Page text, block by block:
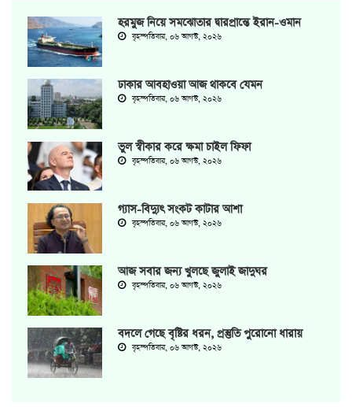
হরমুজ নিয়ে সমঝোতার দ্বারপ্রান্তে ইরান-ওমান
বৃহস্পতিবার, ০৬ আগস্ট, ২০২৬
ঢাকার আবহাওয়া আজ থাকবে যেমন
বৃহস্পতিবার, ০৬ আগস্ট, ২০২৬
ভুল স্বীকার করে ক্ষমা চাইল ফিফা
বৃহস্পতিবার, ০৬ আগস্ট, ২০২৬
গ্যাস-বিদ্যুৎ সংকট কাটার আশা
বৃহস্পতিবার, ০৬ আগস্ট, ২০২৬
আজ সবার জন্য খুলছে জুলাই জাদুঘর
বৃহস্পতিবার, ০৬ আগস্ট, ২০২৬
বদলে গেছে বৃষ্টির ধরন, প্রস্তুতি পুরোনো ধারায়
বৃহস্পতিবার, ০৬ আগস্ট, ২০২৬